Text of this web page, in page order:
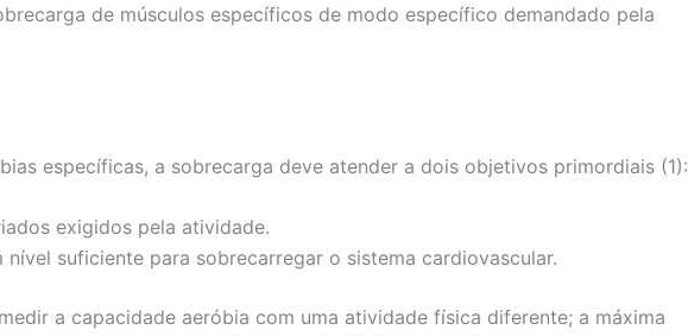
de músculos específicos de modo específico demandado pela
específicas, a sobrecarga deve atender a dois objetivos primordiais (1):
exigidos pela atividade.
suficiente para sobrecarregar o sistema cardiovascular.
a capacidade aeróbia com uma atividade física diferente; a máxima